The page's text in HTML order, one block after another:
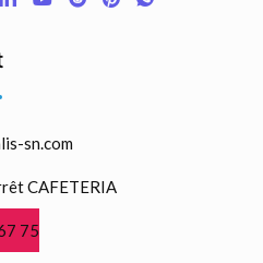
sn.com
CAFETERIA
75